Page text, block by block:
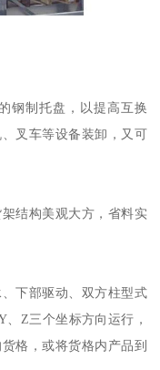
钢制托盘，以提高互换
叉车等设备装卸，又可
结构美观大方，省料实
下部驱动、双方柱型式
Z三个坐标方向运行，
格，或将货格内产品到